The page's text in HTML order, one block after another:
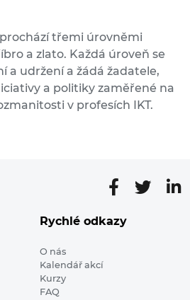
třemi úrovněmi
a zlato. Každá úroveň se
a udržení a žádá žadatele,
a politiky zaměřené na
v profesích IKT.
Rychlé odkazy
O nás
Kalendář akcí
Kurzy
FAQ